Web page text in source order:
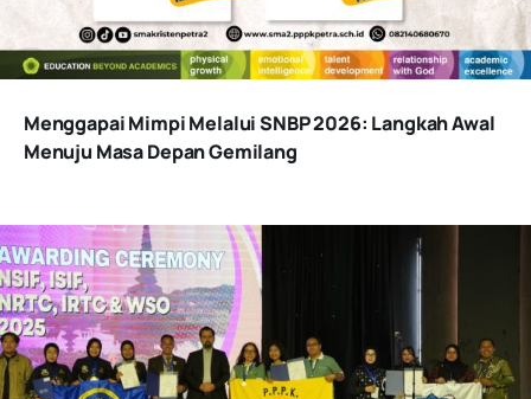
Menggapai Mimpi Melalui SNBP 2026: Langkah Awal
Menuju Masa Depan Gemilang